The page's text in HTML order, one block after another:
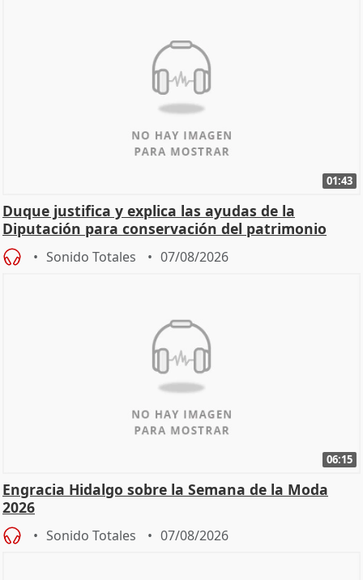
01:43
Duque justifica y explica las ayudas de la
Diputación para conservación del patrimonio
Sonido Totales 07/08/2026
06:15
Engracia Hidalgo sobre la Semana de la Moda
2026
Sonido Totales 07/08/2026